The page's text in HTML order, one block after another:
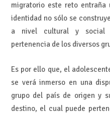
migratorio este reto
identidad no sólo se
a nivel cultural y social
pertenencia de los diversos
Es por ello que, el
se verá inmerso en una
grupo del país de origen y
destino, el cual puede